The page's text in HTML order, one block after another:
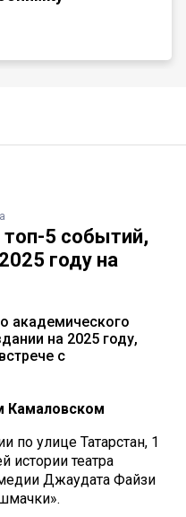
5 событий,
году на
академического
на 2025 году,
с
Камаловском
по улице Татарстан, 1
истории театра
Джаудата Файзи